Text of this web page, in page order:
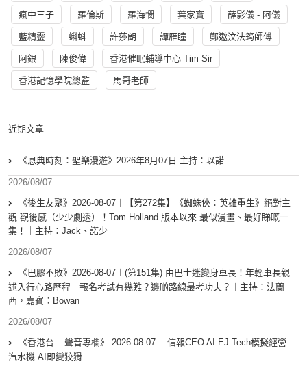
瘋中三子 羅倫斯 羅海憫 葉家寶 薛影儀 - 阿儀
藍精靈 蝌蚪 許莎朗 譚雁瞳 鄭遨汶法筠師傅
阿銀 陳俊偉 香港催眠輔導中心 Tim Sir
香港記憶學院總監 馬哥老師
近期文章
《恩典時刻：聖樂漫遊》2026年8月07日 主持：以諾
2026/08/07
《後生友聚》2026-08-07︱【第272集】《蜘蛛俠：英雄重生》絕對主
觀 觀後感（少少劇透）！Tom Holland 版本以來 最似漫畫、最好睇嘅一
集！｜主持：Jack、諾少
2026/08/07
《巴膠不敗》2026-08-07︱(第151集) 由巴士迷變身車長！年輕車長親
述入行心路歷程｜報名考試有幾難？邊啲路線最考功夫？︱主持：法蘭
西，嘉賓︰Bowan
2026/08/07
《香港台 – 聲音專欄》 2026-08-07｜ 信報CEO AI EJ Tech模擬經營
汽水機 AI即變狡猾